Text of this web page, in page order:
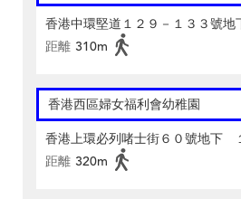
香港中環堅道１２９－１３３號地
距離 310m
香港西區婦女福利會幼稚園
香港上環必列啫士街６０號地下
距離 320m